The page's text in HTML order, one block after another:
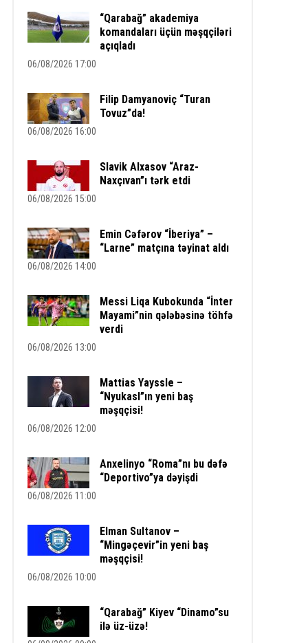
“Qarabağ” akademiya
komandaları üçün məşqçiləri
açıqladı
06/08/2026 17:00
Filip Damyanoviç “Turan
Tovuz”da!
06/08/2026 16:00
Slavik Alxasov “Araz-
Naxçıvan”ı tərk etdi
06/08/2026 15:00
Emin Cəfərov “İberiya” –
“Larne” matçına təyinat aldı
06/08/2026 14:00
Messi Liqa Kubokunda “İnter
Mayami”nin qələbəsinə töhfə
verdi
06/08/2026 13:00
Mattias Yayssle –
“Nyukasl”ın yeni baş
məşqçisi!
06/08/2026 12:00
Anxelinyo “Roma”nı bu dəfə
“Deportivo”ya dəyişdi
06/08/2026 11:00
Elman Sultanov –
“Mingəçevir”in yeni baş
məşqçisi!
06/08/2026 10:00
“Qarabağ” Kiyev “Dinamo”su
ilə üz-üzə!